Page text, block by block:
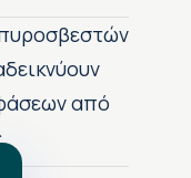
από